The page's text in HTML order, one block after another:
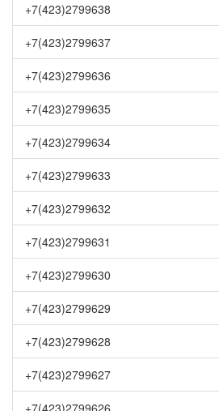
+7(423)2799638
+7(423)2799637
+7(423)2799636
+7(423)2799635
+7(423)2799634
+7(423)2799633
+7(423)2799632
+7(423)2799631
+7(423)2799630
+7(423)2799629
+7(423)2799628
+7(423)2799627
+7(423)2799626